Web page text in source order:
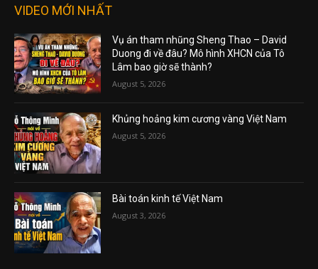
VIDEO MỚI NHẤT
Vụ án tham nhũng Sheng Thao – David
Duong đi về đâu? Mô hình XHCN của Tô
Lâm bao giờ sẽ thành?
August 5, 2026
Khủng hoảng kim cương vàng Việt Nam
August 5, 2026
Bài toán kinh tế Việt Nam
August 3, 2026